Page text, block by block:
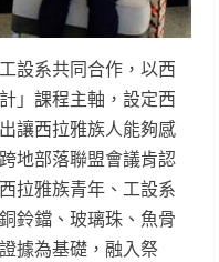
設系共同合作，以西
」課程主軸，設定西
讓西拉雅族人能夠感
地部落聯盟會議肯認
拉雅族青年、工設系
鈴鐺、玻璃珠、魚骨
據為基礎，融入祭